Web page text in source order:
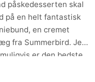
påskedesserten skal
på en helt fantastisk
en cremet
fra Summerbird. Jeg
er den bedste
skal den endda…